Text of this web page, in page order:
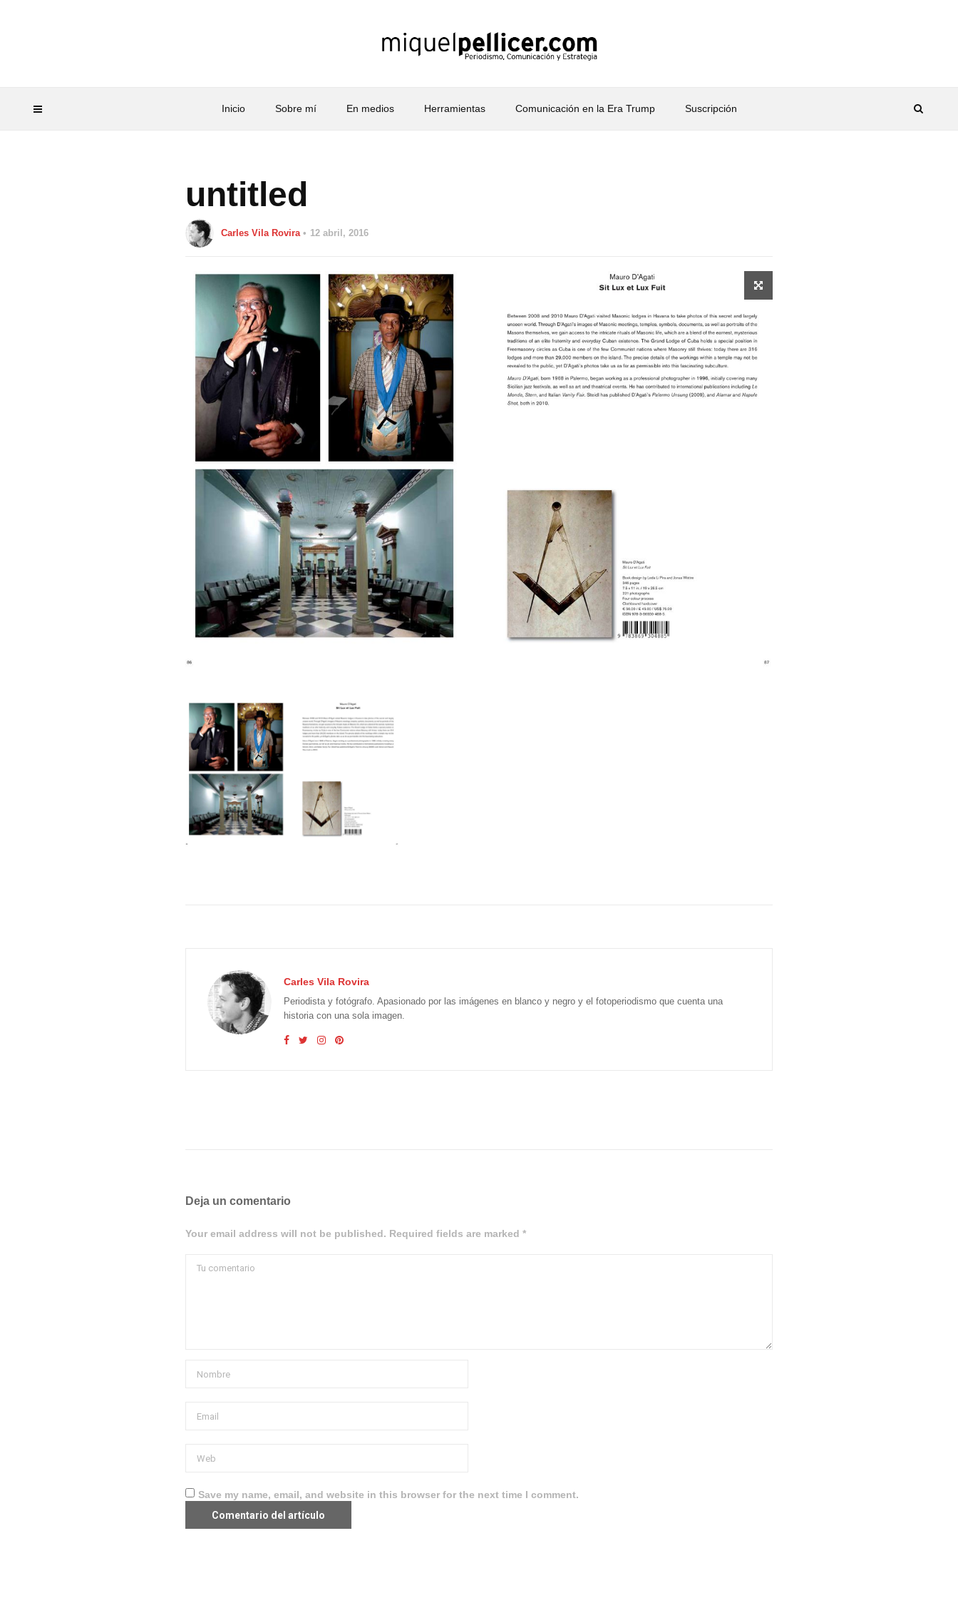
Inicio Sobre mí En medios Herramientas Comunicación en la Era Trump Suscripción
untitled
Carles Vila Rovira 12 abril, 2016
Carles Vila Rovira
Periodista y fotógrafo. Apasionado por las imágenes en blanco y negro y el fotoperiodismo que cuenta una
historia con una sola imagen.
Deja un comentario
Your email address will not be published. Required fields are marked *
Save my name, email, and website in this browser for the next time I comment.